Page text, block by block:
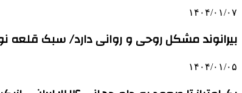
۱۴۰۴/۰۱/۰۷
بیرانوند مشکل روحی و روانی دارد/ سبک
۱۴۰۴/۰۱/۰۵